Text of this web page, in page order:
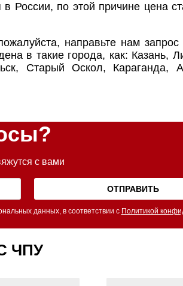
по этой причине цена
направьте нам
в такие города, как: Казань,
Старый Оскол, Караганда,
с вами
данных, в соответствии с Политикой
ЧПУ